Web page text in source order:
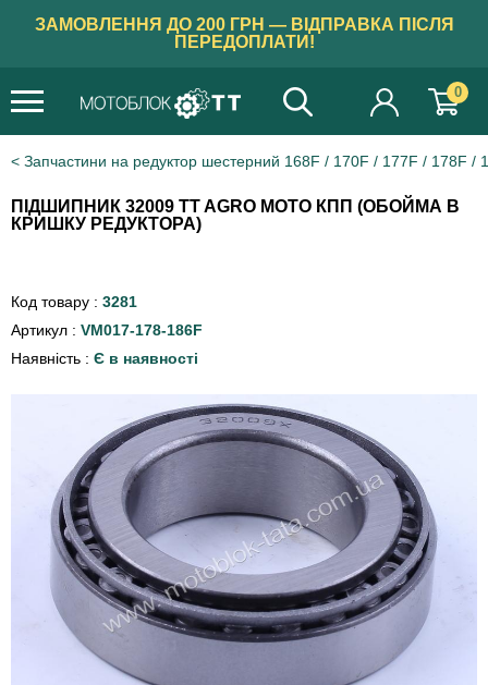
ЗАМОВЛЕННЯ ДО 200 ГРН — ВІДПРАВКА ПІСЛЯ
ПЕРЕДОПЛАТИ!
0
Запчастини на редуктор шестерний 168F / 170F / 177F / 178F /
ПІДШИПНИК 32009 TT AGRO MOTO КПП (ОБОЙМА В
КРИШКУ РЕДУКТОРА)
Код товару : 3281
Артикул : VM017-178-186F
Наявність : Є в наявності